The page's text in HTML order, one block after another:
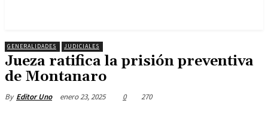
GENERALIDADES JUDICIALES
Jueza ratifica la prisión preventiva
de Montanaro
By Editor Uno enero 23, 2025 0 270